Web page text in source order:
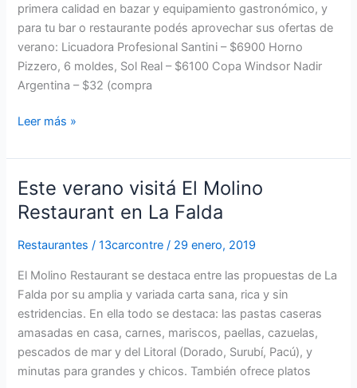
primera calidad en bazar y equipamiento gastronómico, y
para tu bar o restaurante podés aprovechar sus ofertas de
verano: Licuadora Profesional Santini – $6900 Horno
Pizzero, 6 moldes, Sol Real – $6100 Copa Windsor Nadir
Argentina – $32 (compra
Leer más »
Este verano visitá El Molino
Restaurant en La Falda
Restaurantes /13carcontre/ 29 enero, 2019
El Molino Restaurant se destaca entre las propuestas de La
Falda por su amplia y variada carta sana, rica y sin
estridencias. En ella todo se destaca: las pastas caseras
amasadas en casa, carnes, mariscos, paellas, cazuelas,
pescados de mar y del Litoral (Dorado, Surubí, Pacú), y
minutas para grandes y chicos. También ofrece platos
Este
verano
visitá
El
Restaurant
en
La
Falda